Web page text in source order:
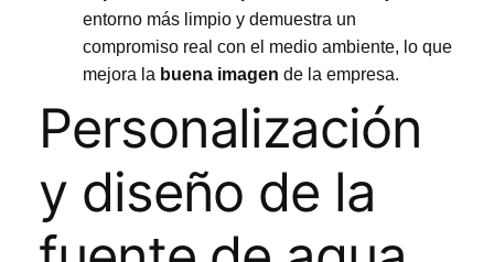
entorno más limpio y demuestra un
compromiso real con el medio ambiente, lo que
mejora la buena imagen de la empresa.
Personalización
y diseño de la